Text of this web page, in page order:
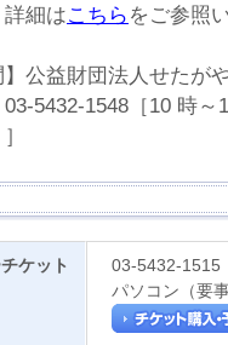
細はこちら をご参照
】公益財団法人せた
5432-1548［10 時
］
ケット
03-5432-1515
パソコン（要